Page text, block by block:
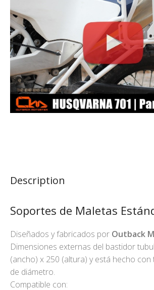
Description
Soportes de Maletas
Diseñados y fabricados por Outback
Dimensiones externas del bastidor
(ancho) x 250 (altura) y está hecho con
de diámetro.
Compatible con: